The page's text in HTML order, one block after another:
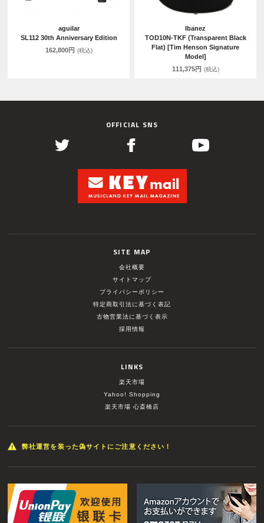
aguilar
SL112 30th Anniversary Edition
162,800円 (税込)
Ibanez
TOD10N-TKF (Transparent Black
Flat) [Tim Henson Signature
Model]
111,375円 (税込)
OFFICIAL SNS
SITE MAP
会社概要
サイトマップ
プライバシーポリシー
特定商取引法に基づく表記
古物営業法に基づく表示
採用情報
LINKS
楽天市場
Yahoo! Shopping
楽天市場 心斎橋店
弊社運営を装った偽サイトにご注意ください！